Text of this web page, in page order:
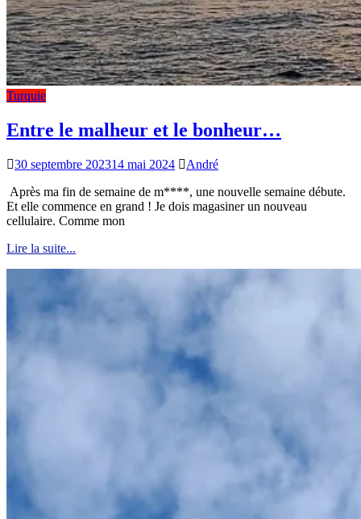
Turquie
Entre le malheur et le bonheur…
30 septembre 202314 mai 2024
André
Après ma fin de semaine de m****, une nouvelle semaine débute.
Et elle commence en grand ! Je dois magasiner un nouveau
cellulaire. Comme mon
Lire la suite...